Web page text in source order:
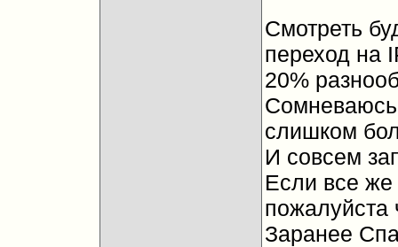
Смотреть
переход на
20%
Сомневаюсь
слишком
И совсем
Если все же
пожалуйста
Заранее